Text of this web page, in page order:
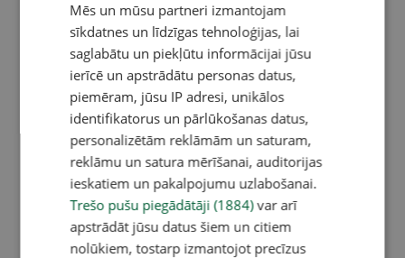
Mēs un mūsu partneri izmantojam
sīkdatnes un līdzīgas tehnoloģijas, lai
saglabātu un piekļūtu informācijai jūsu
ierīcē un apstrādātu personas datus,
piemēram, jūsu IP adresi, unikālos
identifikatorus un pārlūkošanas datus,
personalizētām reklāmām un saturam,
reklāmu un satura mērīšanai, auditorijas
ieskatiem un pakalpojumu uzlabošanai.
Trešo pušu piegādātāji (1884)var arī
apstrādāt jūsu datus šiem un citiem
nolūkiem, tostarp izmantojot precīzus